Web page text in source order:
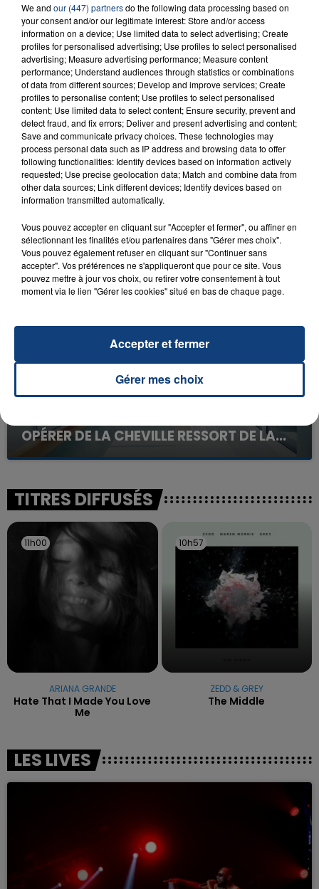
FIL D'ACTU
23 juillet 2026
INCENDIE MORTEL À LENS : UNE FEMME ET
SON BÉBÉ ENTRE LA VIE ET LA...
Un homme s'est immolé par le feu après avoir
aspergé sa compagne et leur bébé de trois mois
OPÉRER DE LA CHEVILLE RESSORT DE LA...
La famille a porté plainte contre la clinique qui a
excuses.
TITRES DIFFUSÉS
11h00
11h00
ARIANA GRANDE
Hate That I Made You Love
Me
10h57
10h57
ZEDD & GREY
The Middle
LES LIVES
We and our (447) partnersdo the following data processing based on
your consent and/or our legitimate interest: Store and/or access
information on a device; Use limited data to select advertising; Create
profiles for personalised advertising; Use profiles to select personalised
advertising; Measure advertising performance; Measure content
performance; Understand audiences through statistics or combinations
of data from different sources; Develop and improve services; Create
profiles to personalise content; Use profiles to select personalised
content; Use limited data to select content; Ensure security, prevent and
detect fraud, and fix errors; Deliver and present advertising and content;
Save and communicate privacy choices. These technologies may
process personal data such as IP address and browsing data to offer
following functionalities: Identify devices based on information actively
requested; Use precise geolocation data; Match and combine data from
other data sources; Link different devices; Identify devices based on
information transmitted automatically.
Vous pouvez accepter en cliquant sur "Accepter et fermer", ou affiner en
sélectionnant les finalités et/ou partenaires dans "Gérer mes choix".
Vous pouvez également refuser en cliquant sur "Continuer sans
accepter". Vos préférences ne s'appliqueront que pour ce site. Vous
pouvez mettre à jour vos choix, ou retirer votre consentement à tout
moment via le lien "Gérer les cookies" situé en bas de chaque page.
Gérer mes choix
Accepter et fermer